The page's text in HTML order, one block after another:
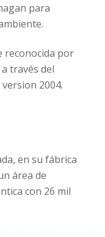
para
reconocida por
través del
2004.
en su fábrica
área de
con 26 mil